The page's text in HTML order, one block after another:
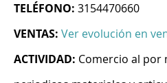
TELÉFONO: 3154470660
VENTAS: Ver evolución en
ACTIVIDAD: Comercio al por